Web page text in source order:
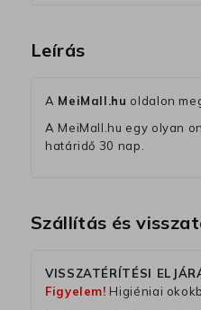
Leírás
A MeiMall.hu oldalon
A MeiMall.hu egy olyan
határidő 30 nap.
Szállítás és
VISSZATÉRÍTÉSI
Figyelem! Higiéniai